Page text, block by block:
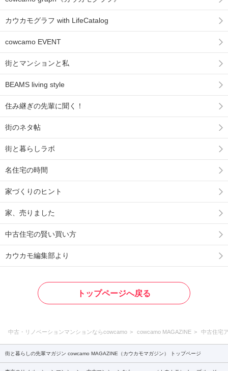
カウカモグラフ with LifeCatalog
cowcamo EVENT
街とマンションと私
BEAMS living style
住み継ぎの先輩に聞く！
街のネタ帖
街と暮らしラボ
名住宅の時間
家づくりのヒント
家、売りました
中古住宅の賢い買い方
カウカモ編集部より
トップページへ戻る
中古・リノベーションマンションならcowcamo cowcamo MAGAZINE 中古住宅
街と暮らしの先輩マガジン cowcamo MAGAZINE（カウカモマガジン） トップページ